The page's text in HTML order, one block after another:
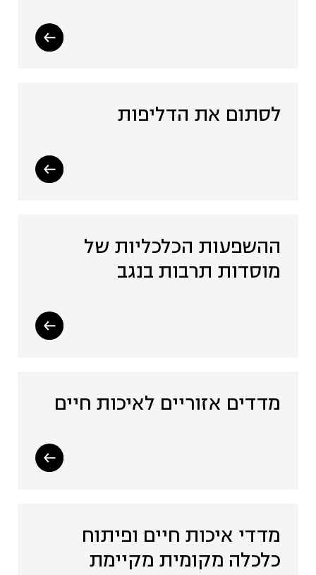
לסתום את הדליפות
ההשפעות הכלכליות של
מוסדות תרבות בנגב
מדדים אזוריים לאיכות חיים
מדדי איכות חיים ופיתוח
כלכלה מקומית מקיימת